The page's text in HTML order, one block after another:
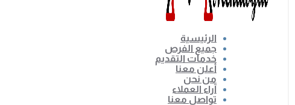
الرئيسية
جميع الفرص
خدمات التقديم
أعلن معنا
من نحن
آراء العملاء
تواصل معنا